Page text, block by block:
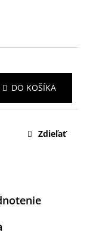
DO KOŠÍKA
Zdieľať